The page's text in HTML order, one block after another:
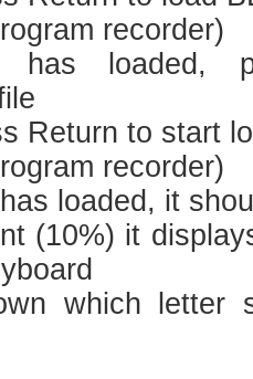
recorder)
has loaded,
Return to start
recorder)
loaded, it
(10%) it
which letter